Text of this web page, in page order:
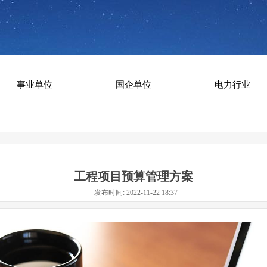
事业单位 国企单位 电力行业
工程项目预算管理方案
发布时间: 2022-11-22 18:37